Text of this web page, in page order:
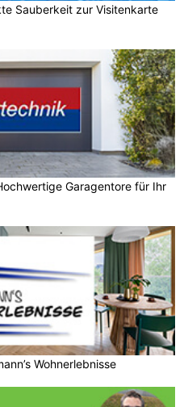
Sauberkeit zur Visitenkarte
Garagentore für Ihr
Wohnerlebnisse